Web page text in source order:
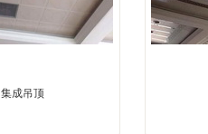
集成吊顶